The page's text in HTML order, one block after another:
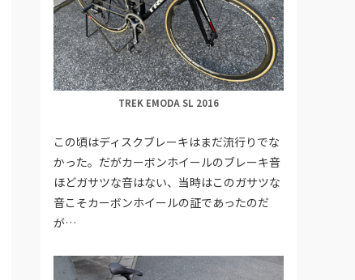
TREK EMODA SL 2016
この頃はディスクブレーキはまだ流行りでな
かった。だがカーボンホイールのブレーキ音
ほどガサツな音はない、当時はこのガサツな
音こそカーボンホイールの証であったのだ
が…